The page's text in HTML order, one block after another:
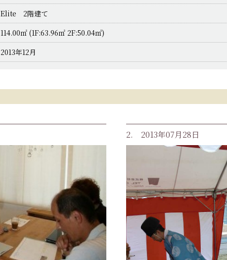
Elite 2階建て
114.00㎡ (1F:63.96㎡ 2F:50.04㎡)
2013年12月
2. 2013年07月28日